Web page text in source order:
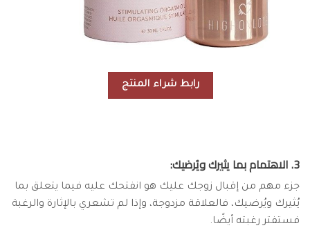
رابط شراء المنتج
3. الاهتمام بما يثيرك ويُرضيك:
جزء مهم من إقبال زوجك عليك هو انفتحك عليه فيما يتعلق بما
يُثيرك ويُرضيك، فالعلاقة مزدوجة، وإذا لم تشعري بالإثارة والرغبة
فستفتر رغبته أيضًا.